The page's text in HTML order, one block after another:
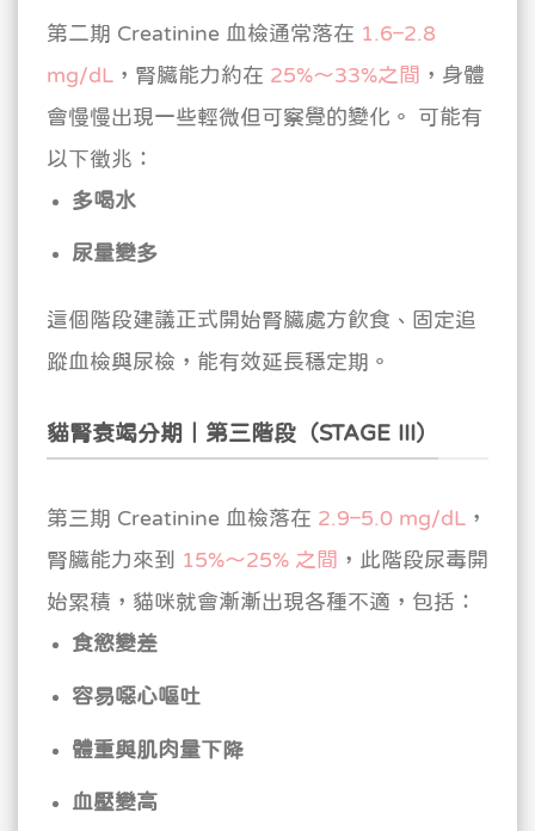
第二期 Creatinine 血檢通常落在 1.6–2.8
mg/dL ，腎臟能力約在 25%～33%之間 ，身體
會慢慢出現一些輕微但可察覺的變化。
可能有
以下徵兆：
多喝水
尿量變多
這個階段建議正式開始腎臟處方飲食、固定追
蹤血檢與尿檢，能有效延長穩定期。
貓腎衰竭分期｜第三階段（STAGE III）
第三期 Creatinine 血檢落在 2.9–5.0 mg/dL
，
腎臟能力來到
15%～25% 之間 ，此階段尿毒開
始累積，貓咪就會漸漸出現各種不適，包括：
食慾變差
容易噁心嘔吐
體重與肌肉量下降
血壓變高